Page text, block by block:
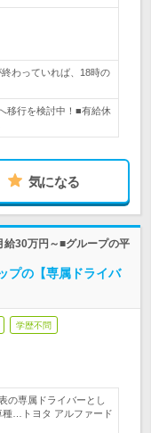
わっていれば、18時の
移行を検討中！■有給休
気になる
30万円～■グループの平
プの【専属ドライバ
学歴不問
の専属ドライバーとし
…トヨタ アルファード